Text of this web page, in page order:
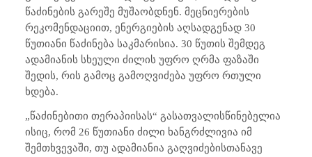
წაძინების გარეშე მუშაობდნენ. მეცნიერების
რეკომენდაციით, ენერგიების აღსადგენად 30
წუთიანი წაძინება საკმარისია. 30 წუთის შემდეგ
ადამიანის სხეული ძილის უფრო ღრმა ფაზაში
შედის, რის გამოც გამოღვიძება უფრო რთული
ხდება.
„წაძინებითი თერაპიისას“ გასათვალისწინებელია
ისიც, რომ 26 წუთიანი ძილი ხანგრძლივია იმ
შემთხვევაში, თუ ადამიანია გაღვიძებისთანავე